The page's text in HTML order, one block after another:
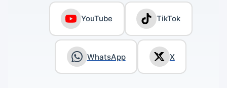
YouTube TikTok
WhatsApp X